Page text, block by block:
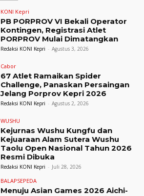
KONI Kepri
PB PORPROV VI Bekali Operator
Kontingen, Registrasi Atlet
PORPROV Mulai Dimatangkan
Redaksi KONI Kepri - Agustus 3, 2026
Cabor
67 Atlet Ramaikan Spider
Challenge, Panaskan Persaingan
Jelang Porprov Kepri 2026
Redaksi KONI Kepri - Agustus 2, 2026
WUSHU
Kejurnas Wushu Kungfu dan
Kejuaraan Alam Sutera Wushu
Taolu Open Nasional Tahun 2026
Resmi Dibuka
Redaksi KONI Kepri - Juli 28, 2026
BALAPSEPEDA
Menuju Asian Games 2026 Aichi-